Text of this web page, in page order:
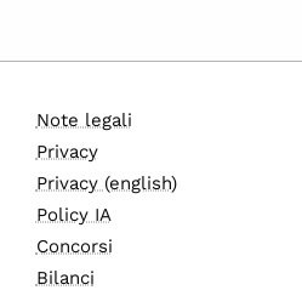
Note legali
Privacy
Privacy (english)
Policy IA
Concorsi
Bilanci